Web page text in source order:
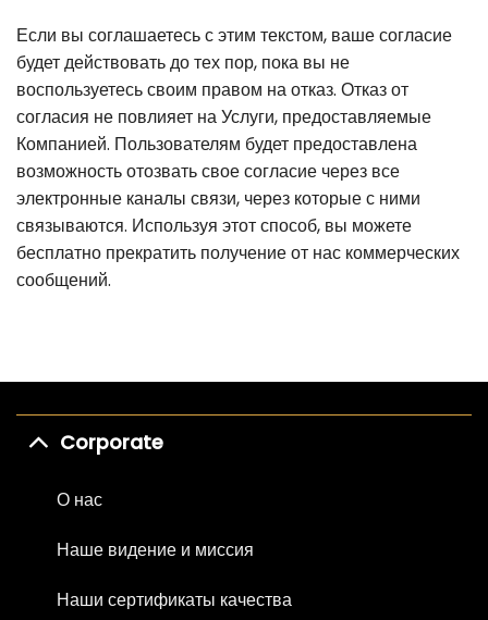
Если вы соглашаетесь с этим текстом, ваше согласие
будет действовать до тех пор, пока вы не
воспользуетесь своим правом на отказ. Отказ от
согласия не повлияет на Услуги, предоставляемые
Компанией. Пользователям будет предоставлена
возможность отозвать свое согласие через все
электронные каналы связи, через которые с ними
связываются. Используя этот способ, вы можете
бесплатно прекратить получение от нас коммерческих
сообщений.
Corporate
О нас
Наше видение и миссия
Наши сертификаты качества